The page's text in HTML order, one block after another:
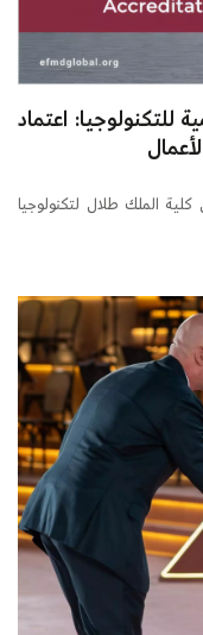
للتكنولوجيا: اعتماد
الملك طلال لتكنولوجيا